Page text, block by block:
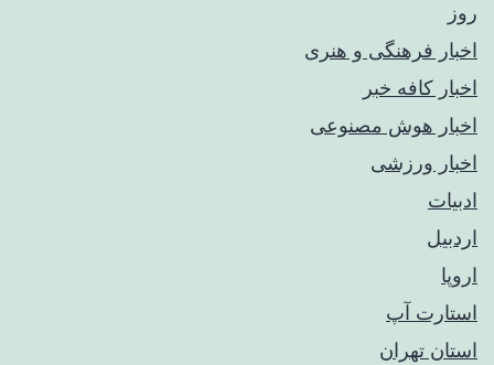
روز
اخبار فرهنگی و هنری
اخبار کافه خبر
اخبار هوش مصنوعی
اخبار ورزشی
ادبیات
اردبیل
اروپا
استارت آپ
استان تهران